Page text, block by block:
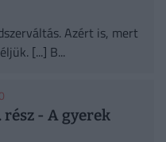
Azért is, mert
[...] B...
rész - A gyerek